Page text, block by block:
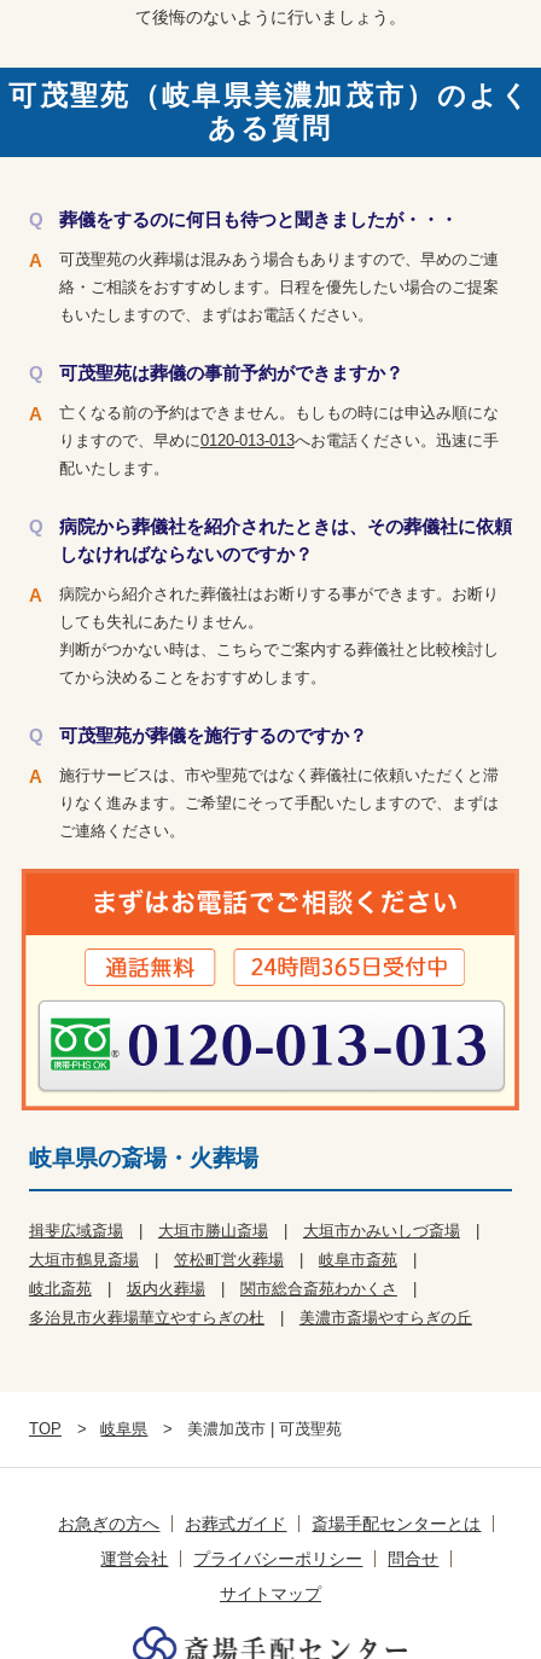
て後悔のないように行いましょう。
可茂聖苑（岐阜県美濃加茂市）のよく
ある質問
葬儀をするのに何日も待つと聞きましたが・・・
可茂聖苑の火葬場は混みあう場合もありますので、早めのご連
絡・ご相談をおすすめします。日程を優先したい場合のご提案
もいたしますので、まずはお電話ください。
可茂聖苑は葬儀の事前予約ができますか？
亡くなる前の予約はできません。もしもの時には申込み順にな
りますので、早めに0120-013-013へお電話ください。迅速に手
配いたします。
病院から葬儀社を紹介されたときは、その葬儀社に依頼
しなければならないのですか？
病院から紹介された葬儀社はお断りする事ができます。お断り
しても失礼にあたりません。
判断がつかない時は、こちらでご案内する葬儀社と比較検討し
てから決めることをおすすめします。
可茂聖苑が葬儀を施行するのですか？
施行サービスは、市や聖苑ではなく葬儀社に依頼いただくと滞
りなく進みます。ご希望にそって手配いたしますので、まずは
ご連絡ください。
岐阜県の斎場・火葬場
揖斐広域斎場 大垣市勝山斎場
大垣市かみいしづ斎場
大垣市鶴見斎場
笠松町営火葬場
岐阜市斎苑
岐北斎苑
坂内火葬場
関市総合斎苑わかくさ
多治見市火葬場華立やすらぎの杜
美濃市斎場やすらぎの丘
TOP 岐阜県 美濃加茂市 | 可茂聖苑
お急ぎの方へ お葬式ガイド
斎場手配センターとは
運営会社
プライバシーポリシー
問合せ
サイトマップ